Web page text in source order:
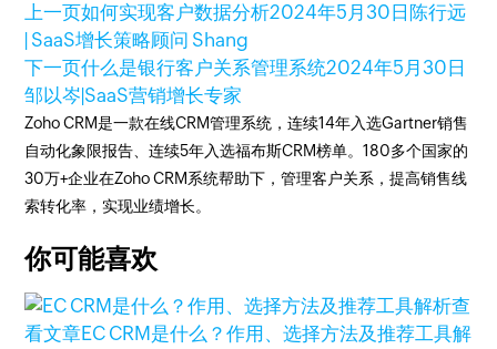
上一页如何实现客户数据分析2024年5月30日 陈行远
| SaaS增长策略顾问 Shang
下一页什么是银行客户关系管理系统2024年5月30日
邹以岑|SaaS营销增长专家
Zoho CRM是一款在线CRM管理系统，连续14年入选Gartner销售
自动化象限报告、连续5年入选福布斯CRM榜单。180多个国家的
30万+企业在Zoho CRM系统帮助下，管理客户关系，提高销售线
索转化率，实现业绩增长。
你可能喜欢
查
看文章EC CRM是什么？作用、选择方法及推荐工具解